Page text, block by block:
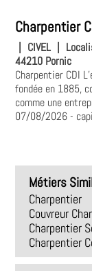
Charpentier
CIVEL
44210 Pornic
Charpentier CDI
fondée en 1885,
comme une
07/08/2026-
Métiers
Charpentier
Couvreur
Charpentier
Charpentier